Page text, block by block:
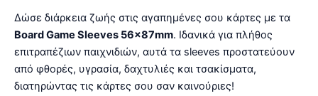
Δώσε διάρκεια ζωής στις αγαπημένες σου κάρτες με τα
Board Game Sleeves 56x87mm. Ιδανικά για πλήθος
επιτραπέζιων παιχνιδιών, αυτά τα sleeves προστατεύουν
από φθορές, υγρασία, δαχτυλιές και τσακίσματα,
διατηρώντας τις κάρτες σου σαν καινούριες!